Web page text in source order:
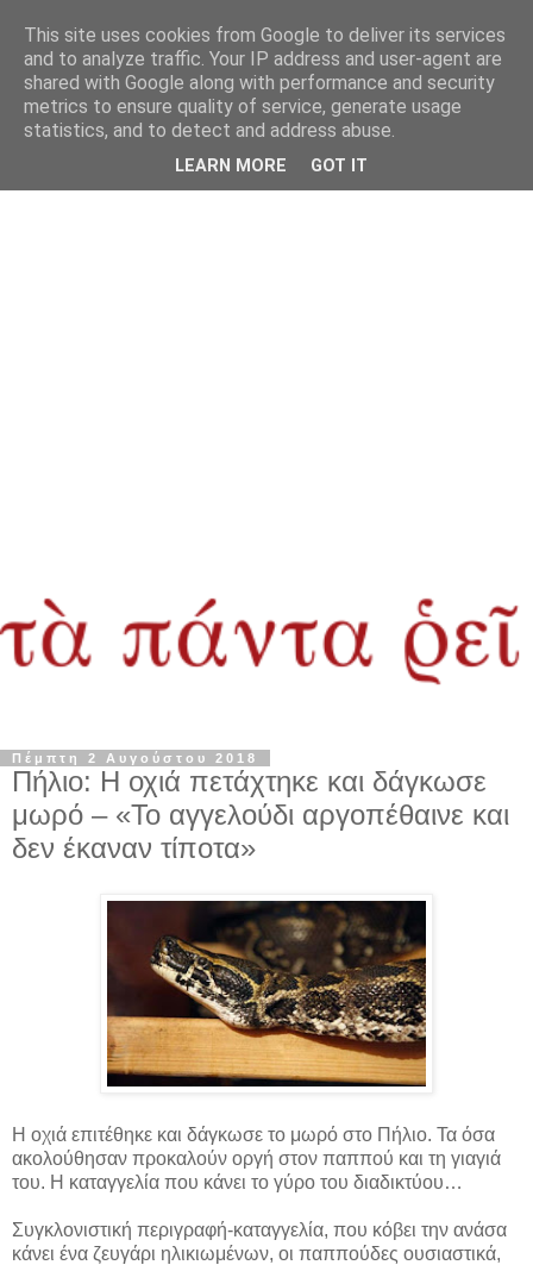
Πέμπτη 2 Αυγούστου 2018
Πήλιο: Η οχιά πετάχτηκε και δάγκωσε
μωρό – «Το αγγελούδι αργοπέθαινε και
δεν έκαναν τίποτα»
Η οχιά επιτέθηκε και δάγκωσε το μωρό στο Πήλιο. Τα όσα
ακολούθησαν προκαλούν οργή στον παππού και τη γιαγιά
του. Η καταγγελία που κάνει το γύρο του διαδικτύου…
Συγκλονιστική περιγραφή-καταγγελία, που κόβει την ανάσα
κάνει ένα ζευγάρι ηλικιωμένων, οι παππούδες ουσιαστικά,
This site uses cookies from Google to deliver its services
and to analyze traffic. Your IP address and user-agent are
shared with Google along with performance and security
metrics to ensure quality of service, generate usage
statistics, and to detect and address abuse.
LEARN MORE GOT IT